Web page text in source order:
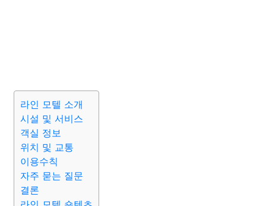
라인 모텔 소개
시설 및 서비스
객실 정보
위치 및 교통
이용수칙
자주 묻는 질문
결론